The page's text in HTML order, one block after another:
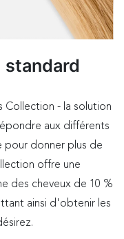
standard
Collection - la solution
aux différents
pour donner plus de
offre une
des cheveux de 10 %
ainsi d'obtenir les